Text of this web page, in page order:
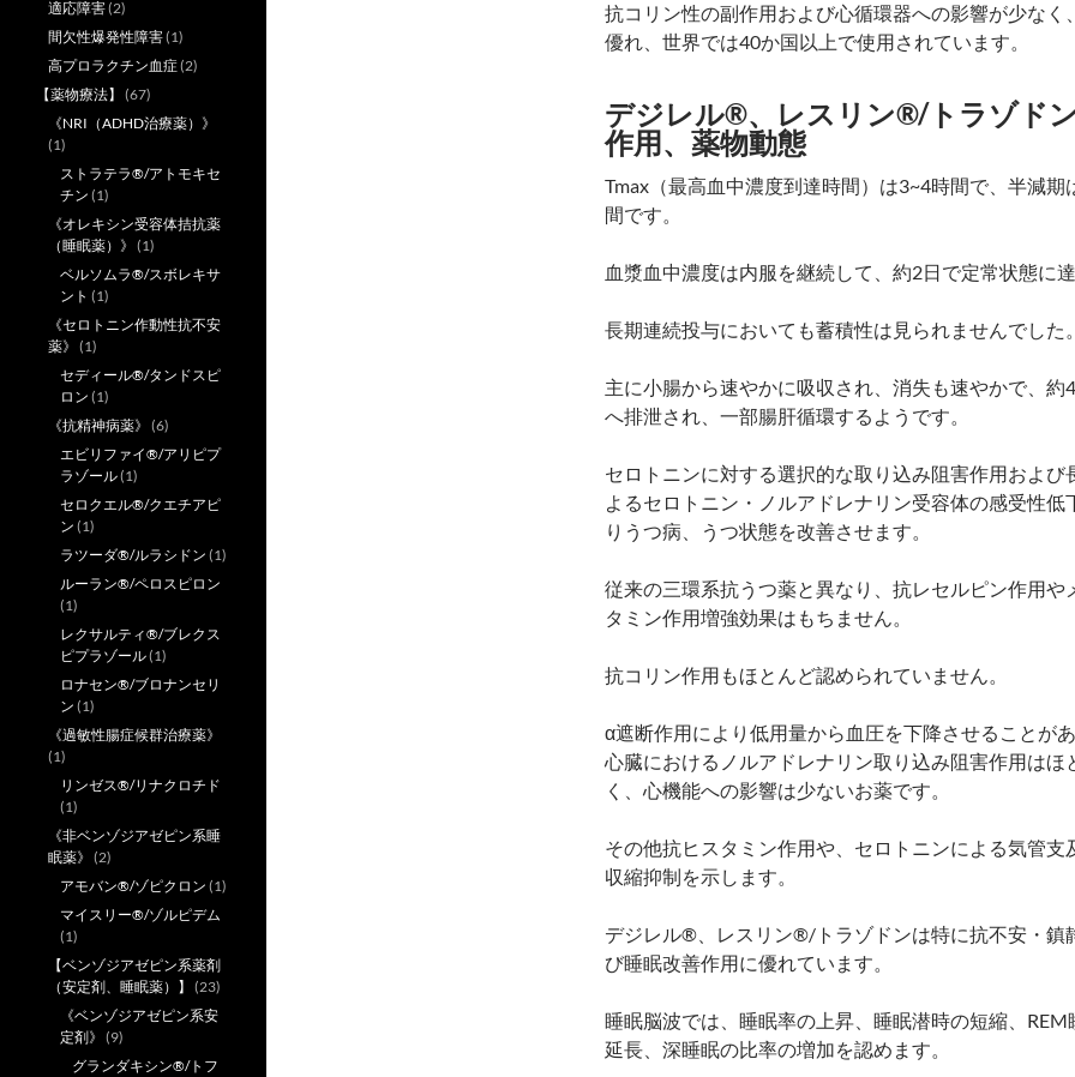
抗コリン性の副作用および心循環器への影響が少なく
優れ、世界では40か国以上で使用されています。
デジレル®、レスリン®/トラゾド
作用、薬物動態
Tmax（最高血中濃度到達時間）は3~4時間で、半減期
間です。
血漿血中濃度は内服を継続して、約2日で定常状態に
長期連続投与においても蓄積性は見られませんでした
主に小腸から速やかに吸収され、消失も速やかで、約
へ排泄され、一部腸肝循環するようです。
セロトニンに対する選択的な取り込み阻害作用および
よるセロトニン・ノルアドレナリン受容体の感受性低
りうつ病、うつ状態を改善させます。
従来の三環系抗うつ薬と異なり、抗レセルピン作用や
タミン作用増強効果はもちません。
抗コリン作用もほとんど認められていません。
α遮断作用により低用量から血圧を下降させることが
心臓におけるノルアドレナリン取り込み阻害作用はほ
く、心機能への影響は少ないお薬です。
その他抗ヒスタミン作用や、セロトニンによる気管支
収縮抑制を示します。
デジレル®、レスリン®/トラゾドンは特に抗不安・鎮
び睡眠改善作用に優れています。
睡眠脳波では、睡眠率の上昇、睡眠潜時の短縮、REM
延長、深睡眠の比率の増加を認めます。
適応障害(2)
間欠性爆発性障害(1)
高プロラクチン血症(2)
【薬物療法】
(67)
《NRI（ADHD治療薬）》
(1)
ストラテラ®/アトモキセ
チン (1)
《オレキシン受容体拮抗薬
（睡眠薬）》 (1)
ベルソムラ®/スボレキサ
ント (1)
《セロトニン作動性抗不安
薬》 (1)
セディール®/タンドスピ
ロン (1)
《抗精神病薬》 (6)
エビリファイ®/アリピプ
ラゾール(1)
セロクエル®/クエチアピ
ン (1)
ラツーダ®/ルラシドン (1)
ルーラン®/ペロスピロン
(1)
レクサルティ®/ブレクス
ピプラゾール(1)
ロナセン®/ブロナンセリ
ン (1)
《過敏性腸症候群治療薬》
(1)
リンゼス®/リナクロチド
(1)
《非ベンゾジアゼピン系睡
眠薬》 (2)
アモバン®/ゾピクロン (1)
マイスリー®/ゾルピデム
(1)
【ベンゾジアゼピン系薬剤
（安定剤、睡眠薬）】
(23)
《ベンゾジアゼピン系安
定剤》 (9)
グランダキシン®/トフ